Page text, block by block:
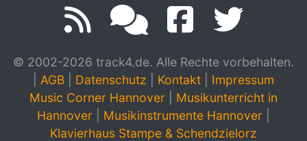
© 2002-2026 track4.de. Alle Rechte vorbehalten.
AGB Datenschutz Kontakt
Impressum
Music Corner Hannover
Musikunterricht in
Hannover
Musikinstrumente Hannover
Klavierhaus Stampe & Schendzielorz